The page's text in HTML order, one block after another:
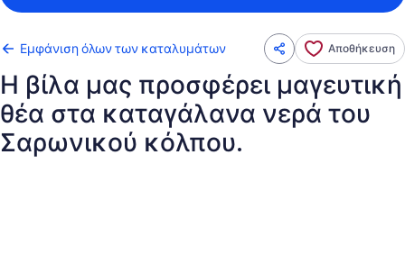
Εμφάνιση όλων των καταλυμάτων Αποθήκευση
Η βίλα μας προσφέρει μαγευτική
θέα στα καταγάλανα νερά του
Σαρωνικού κόλπου.